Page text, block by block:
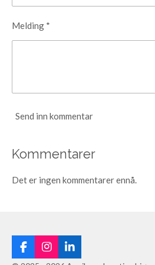
n
Melding *
Send inn kommentar
Kommentarer
Det er ingen kommentarer ennå.
F
a
I
n
L
i